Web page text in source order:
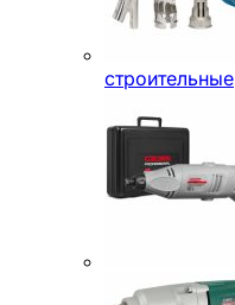
строительные